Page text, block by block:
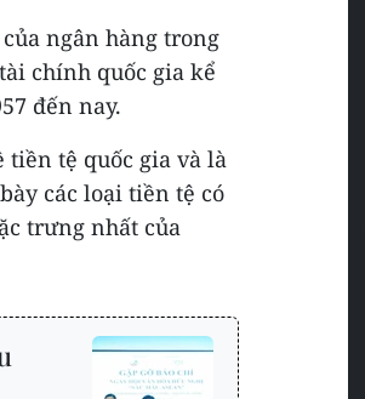
ngân hàng trong
chính quốc gia kể
đến nay.
tiền tệ quốc gia và là
các loại tiền tệ có
trưng nhất của